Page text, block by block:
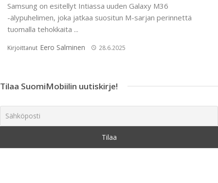
Samsung on esitellyt Intiassa uuden Galaxy M36
-älypuhelimen, joka jatkaa suositun M-sarjan perinnettä
tuomalla tehokkaita ...
Kirjoittanut Eero Salminen 28.6.2025
Tilaa SuomiMobiilin uutiskirje!